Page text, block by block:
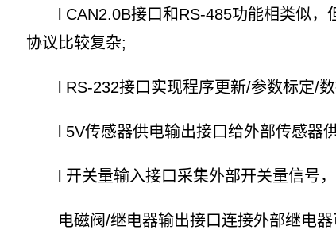
l CAN2.0B接口和RS-485功能相类似，
协议比较复杂;
l RS-232接口实现程序更新/参数标定/数
l 5V传感器供电输出接口给外部传感器
l 开关量输入接口采集外部开关量信号，
电磁阀/继电器输出接口连接外部继电器